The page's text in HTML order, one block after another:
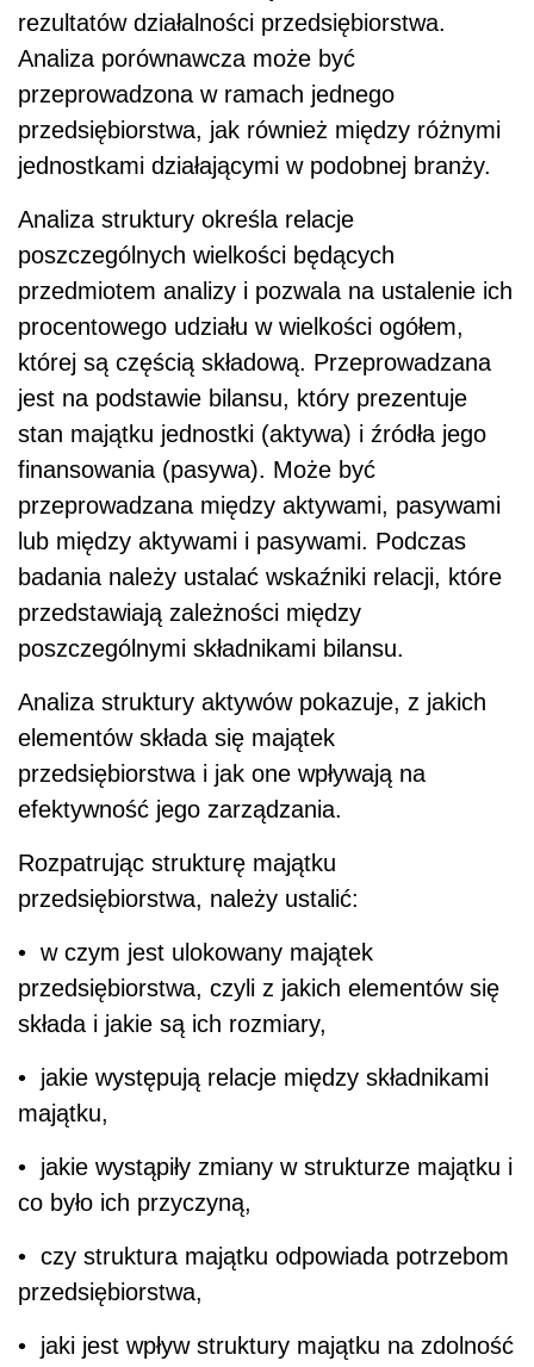
rezultatów działalności przedsiębiorstwa.
Analiza porównawcza może być
przeprowadzona w ramach jednego
przedsiębiorstwa, jak również między różnymi
jednostkami działającymi w podobnej branży.
Analiza struktury określa relacje
poszczególnych wielkości będących
przedmiotem analizy i pozwala na ustalenie ich
procentowego udziału w wielkości ogółem,
której są częścią składową. Przeprowadzana
jest na podstawie bilansu, który prezentuje
stan majątku jednostki (aktywa) i źródła jego
finansowania (pasywa). Może być
przeprowadzana między aktywami, pasywami
lub między aktywami i pasywami. Podczas
badania należy ustalać wskaźniki relacji, które
przedstawiają zależności między
poszczególnymi składnikami bilansu.
Analiza struktury aktywów pokazuje, z jakich
elementów składa się majątek
przedsiębiorstwa i jak one wpływają na
efektywność jego zarządzania.
Rozpatrując strukturę majątku
przedsiębiorstwa, należy ustalić:
• w czym jest ulokowany majątek
przedsiębiorstwa, czyli z jakich elementów się
składa i jakie są ich rozmiary,
• jakie występują relacje między składnikami
majątku,
• jakie wystąpiły zmiany w strukturze majątku i
co było ich przyczyną,
• czy struktura majątku odpowiada potrzebom
przedsiębiorstwa,
• jaki jest wpływ struktury majątku na zdolność